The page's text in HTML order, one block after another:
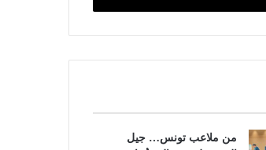
من ملاعب تونس… جيل